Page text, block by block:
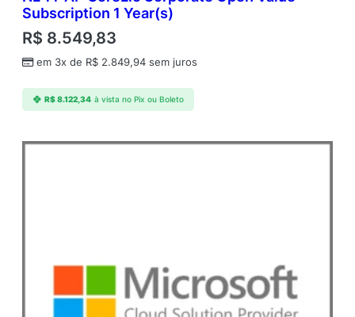
Subscription 1 Year(s)
R$ 8.549,83
em 3x de R$ 2.849,94 sem juros
R$8.122,34 à vista no Pix ou Boleto